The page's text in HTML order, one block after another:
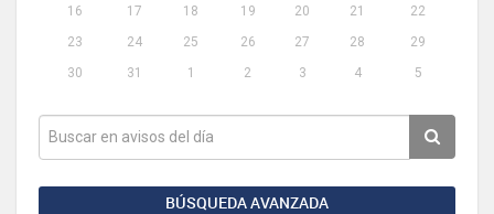
16
17 18 19 20 21
22
23
24 25 26 27 28
29
30
31 1 2 3 4 5
BÚSQUEDA AVANZADA